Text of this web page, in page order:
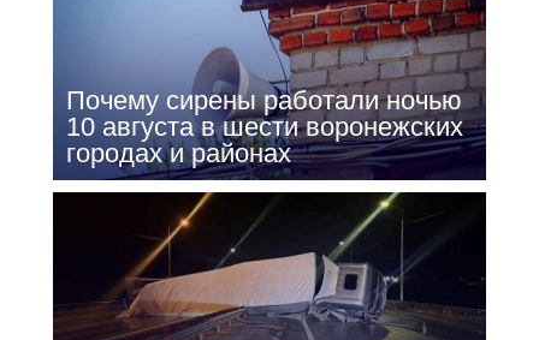
Почему сирены работали ночью
10 августа в шести воронежских
городах и районах